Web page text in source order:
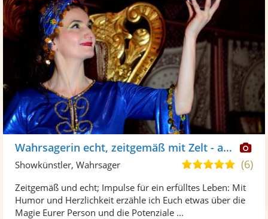
Wahrsagerin echt, zeitgemäß mit Zelt - auch online
5,0
5
(6)
Showkünstler, Wahrsager
Zeitgemäß und echt; Impulse für ein erfülltes Leben: Mit
Humor und Herzlichkeit erzähle ich Euch etwas über die
Magie Eurer Person und die Potenziale ...